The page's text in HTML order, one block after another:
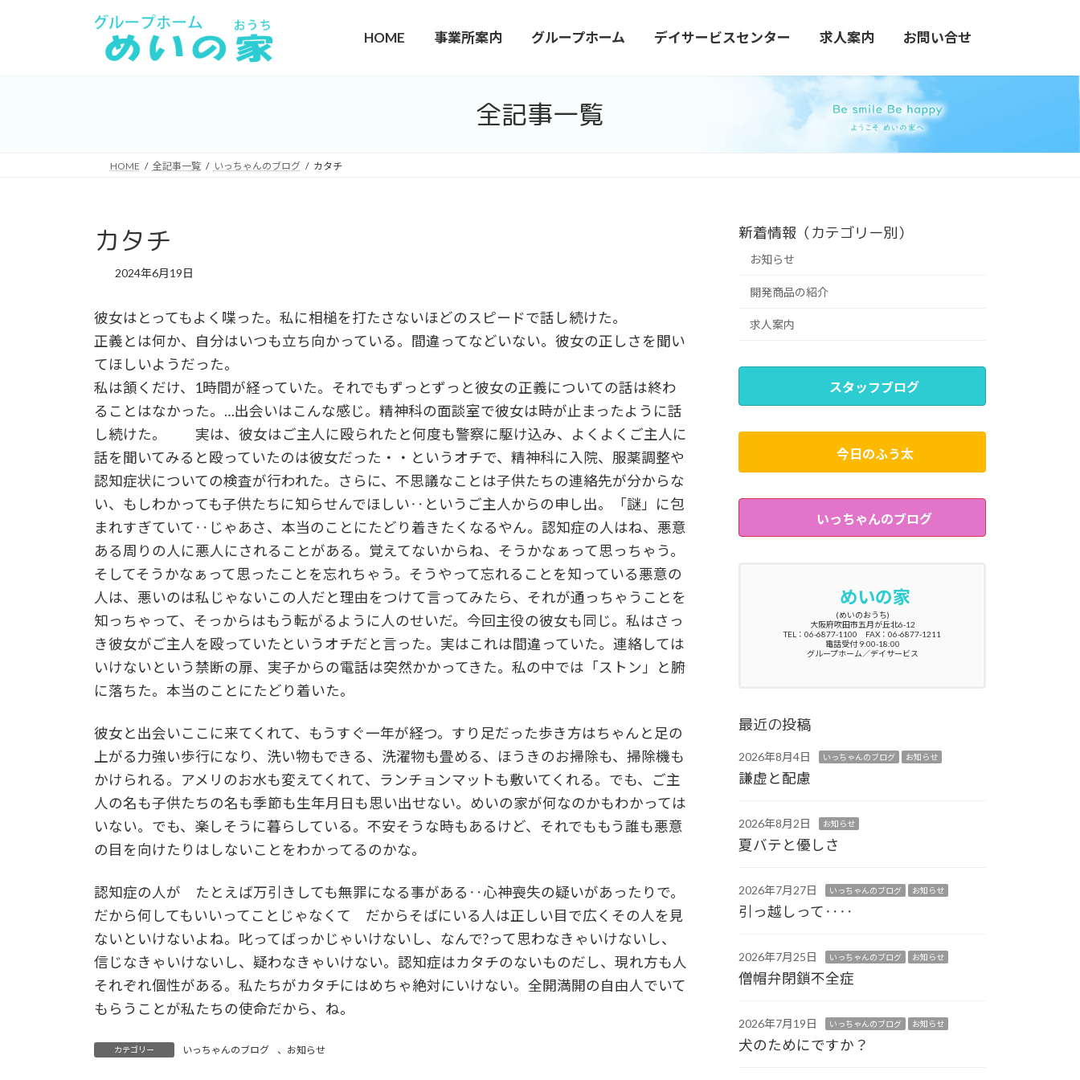
HOME 事業所案内 グループホーム デイサービスセンター 求人案内 お問い合せ
全記事一覧
HOME 全記事一覧 いっちゃんのブログ カタチ
カタチ
2024年6月19日
彼女はとってもよく喋った。私に相槌を打たさないほどのスピードで話し続けた。
正義とは何か、自分はいつも立ち向かっている。間違ってなどいない。彼女の正しさを聞い
てほしいようだった。
私は頷くだけ、1時間が経っていた。それでもずっとずっと彼女の正義についての話は終わ
ることはなかった。…出会いはこんな感じ。精神科の面談室で彼女は時が止まったように話
し続けた。 実は、彼女はご主人に殴られたと何度も警察に駆け込み、よくよくご主人に
話を聞いてみると殴っていたのは彼女だった・・というオチで、精神科に入院、服薬調整や
認知症状についての検査が行われた。さらに、不思議なことは子供たちの連絡先が分からな
い、もしわかっても子供たちに知らせんでほしい‥というご主人からの申し出。「謎」に包
まれすぎていて‥じゃあさ、本当のことにたどり着きたくなるやん。認知症の人はね、悪意
ある周りの人に悪人にされることがある。覚えてないからね、そうかなぁって思っちゃう。
そしてそうかなぁって思ったことを忘れちゃう。そうやって忘れることを知っている悪意の
人は、悪いのは私じゃないこの人だと理由をつけて言ってみたら、それが通っちゃうことを
知っちゃって、そっからはもう転がるように人のせいだ。今回主役の彼女も同じ。私はさっ
き彼女がご主人を殴っていたというオチだと言った。実はこれは間違っていた。連絡しては
いけないという禁断の扉、実子からの電話は突然かかってきた。私の中では「ストン」と腑
に落ちた。本当のことにたどり着いた。
彼女と出会いここに来てくれて、もうすぐ一年が経つ。すり足だった歩き方はちゃんと足の
上がる力強い歩行になり、洗い物もできる、洗濯物も畳める、ほうきのお掃除も、掃除機も
かけられる。アメリのお水も変えてくれて、ランチョンマットも敷いてくれる。でも、ご主
人の名も子供たちの名も季節も生年月日も思い出せない。めいの家が何なのかもわかっては
いない。でも、楽しそうに暮らしている。不安そうな時もあるけど、それでももう誰も悪意
の目を向けたりはしないことをわかってるのかな。
認知症の人が たとえば万引きしても無罪になる事がある‥心神喪失の疑いがあったりで。
だから何してもいいってことじゃなくて だからそばにいる人は正しい目で広くその人を見
ないといけないよね。叱ってばっかじゃいけないし、なんで?って思わなきゃいけないし、
信じなきゃいけないし、疑わなきゃいけない。認知症はカタチのないものだし、現れ方も人
それぞれ個性がある。私たちがカタチにはめちゃ絶対にいけない。全開満開の自由人でいて
もらうことが私たちの使命だから、ね。
カテゴリー いっちゃんのブログ 、 お知らせ
新着情報（カテゴリー別）
お知らせ
開発商品の紹介
求人案内
スタッフブログ
今日のふう太
いっちゃんのブログ
めいの家
(めいのおうち)
大阪府吹田市五月が丘北6-12
TEL：06-6877-1100 FAX：06-6877-1211
電話受付 9:00-18:00
グループホーム／デイサービス
最近の投稿
2026年8月4日 いっちゃんのブログ お知らせ
謙虚と配慮
2026年8月2日 お知らせ
夏バテと優しさ
2026年7月27日 いっちゃんのブログ お知らせ
引っ越しって‥‥
2026年7月25日 いっちゃんのブログ お知らせ
僧帽弁閉鎖不全症
2026年7月19日 いっちゃんのブログ お知らせ
犬のためにですか？